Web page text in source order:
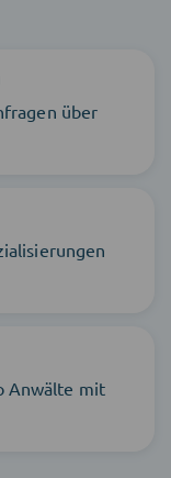
über
Anwälte mit